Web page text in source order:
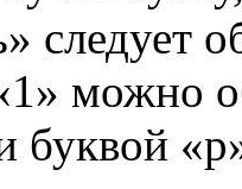
следует
можно
буквой